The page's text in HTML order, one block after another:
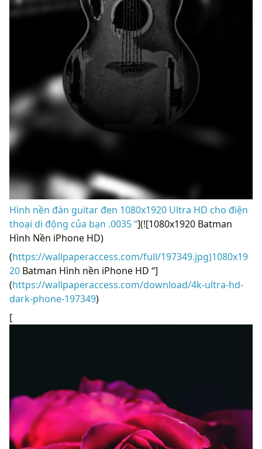
Hình nền đàn guitar đen 1080x1920 Ultra HD cho điện
thoại di động của bạn .0035 “](![1080x1920 Batman
Hình Nền iPhone HD)
(https://wallpaperaccess.com/full/197349.jpg)1080x19
20 Batman Hình nền iPhone HD “]
(https://wallpaperaccess.com/download/4k-ultra-hd-
dark-phone-197349)
[